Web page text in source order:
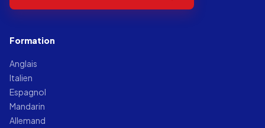
Formation
Anglais
Italien
Espagnol
Mandarin
Allemand